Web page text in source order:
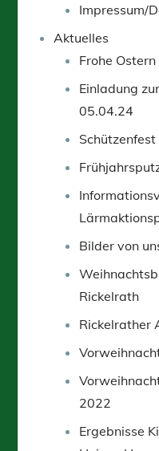
Impressum/
Aktuelles
Frohe Ostern
Einladung
05.04.24
Bilder von
Rickelrath
Rickelrather
2022
Ergebnisse